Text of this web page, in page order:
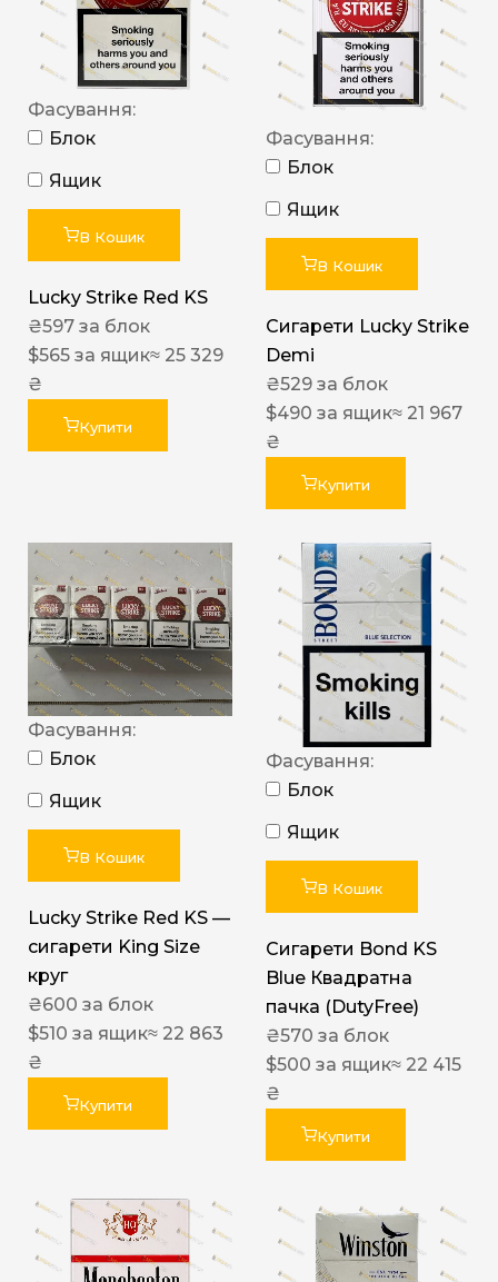
Фасування:
Блок
Ящик
В Кошик
Lucky Strike Red KS
₴597 за блок
$565 за ящик≈ 25 329
₴
Купити
Фасування:
Блок
Ящик
В Кошик
Сигарети Lucky Strike
Demi
₴529 за блок
$490 за ящик≈ 21 967
₴
Купити
Фасування:
Блок
Ящик
В Кошик
Lucky Strike Red KS —
сигарети King Size
круг
₴600 за блок
$510 за ящик≈ 22 863
₴
Купити
Фасування:
Блок
Ящик
В Кошик
Сигарети Bond KS
Blue Квадратна
пачка (DutyFree)
₴570 за блок
$500 за ящик≈ 22 415
₴
Купити